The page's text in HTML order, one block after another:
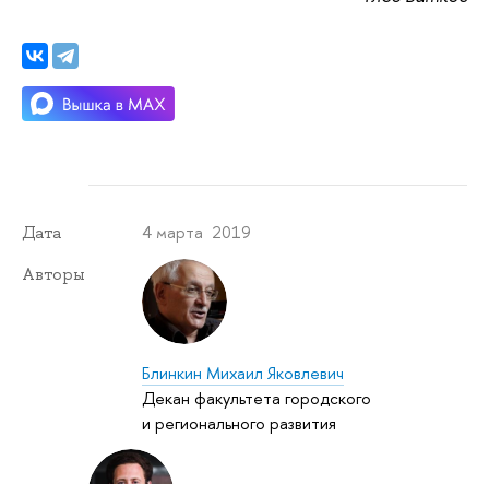
Дата 4 марта 2019
Авторы
Блинкин Михаил Яковлевич
Декан факультета городского
и регионального развития